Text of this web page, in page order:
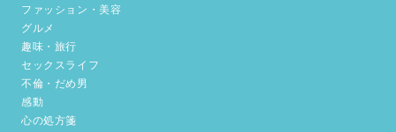
ファッション・美容
グルメ
趣味・旅行
セックスライフ
不倫・だめ男
感動
心の処方箋